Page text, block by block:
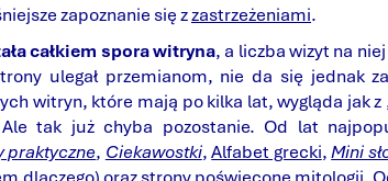
zapoznanie się zzastrzeżeniami.
całkiem spora witryna, a liczba wizyt na
ulegał przemianom, nie da się jednak
witryn, które mają po kilka lat, wygląda jak
tak już chyba pozostanie. Od lat
praktyczne, Ciekawostki,Alfabet grecki,Mini